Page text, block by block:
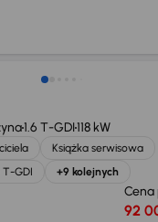
1.6 T-GDI118 kW
Książka serwisowa
T-GDI +9 kolejnych
Cena
92